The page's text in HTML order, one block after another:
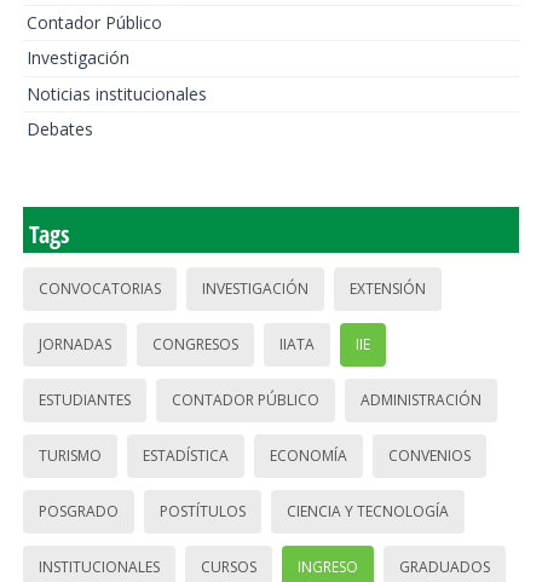
Contador Público
Investigación
Noticias institucionales
Debates
Tags
CONVOCATORIAS INVESTIGACIÓN EXTENSIÓN
JORNADAS CONGRESOS IIATA IIE
ESTUDIANTES CONTADOR PÚBLICO ADMINISTRACIÓN
TURISMO ESTADÍSTICA ECONOMÍA CONVENIOS
POSGRADO POSTÍTULOS CIENCIA Y TECNOLOGÍA
INSTITUCIONALES CURSOS INGRESO GRADUADOS